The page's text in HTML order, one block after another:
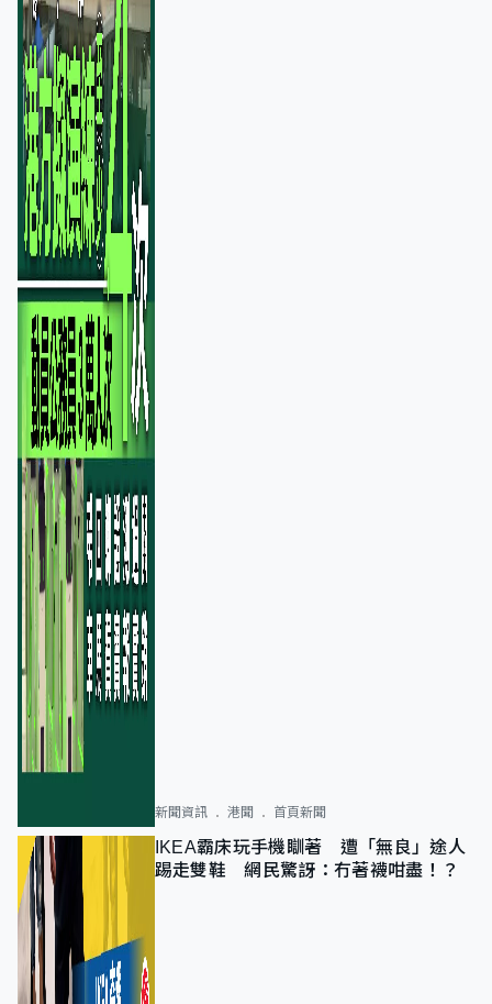
新聞資訊 港聞 首頁新聞
IKEA霸床玩手機瞓著 遭「無良」途人
踢走雙鞋 網民驚訝：冇著襪咁盡！？